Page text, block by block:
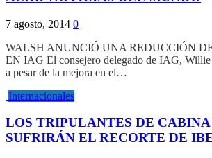
7 agosto, 2014 0
WALSH ANUNCIÓ UNA REDUCCIÓN
EN IAG El consejero delegado de IAG, Willie
a pesar de la mejora en el…
Internacionales
LOS TRIPULANTES DE CABINA
SUFRIRÁN EL RECORTE DE